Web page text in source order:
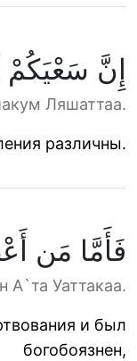
إِنَّ
Ляшаттаа.
различны.
فَأَمَّا مَن
Уаттакаа.
и был
богобоязнен,